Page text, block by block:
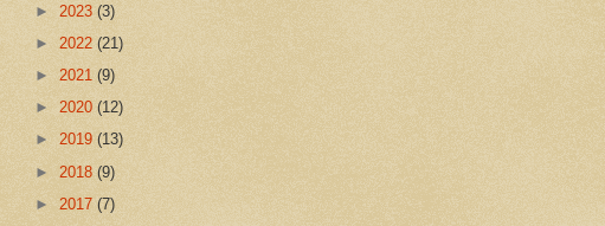
► 2023 (3)
► 2022 (21)
► 2021 (9)
► 2020 (12)
► 2019 (13)
► 2018 (9)
► 2017 (7)